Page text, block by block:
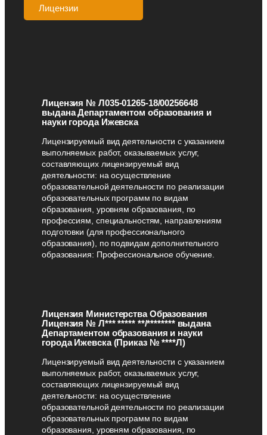
Лицензии
Лицензия № Л035-01265-18/00256648
выдана Департаментом образования и
науки города Ижевска
Лицензируемый вид деятельности с указанием
выполняемых работ, оказываемых услуг,
составляющих лицензируемый вид
деятельности: на осуществление
образовательной деятельности по реализации
образовательных программ по видам
образования, уровням образования, по
профессиям, специальностям, направлениям
подготовки (для профессионального
образования), по подвидам дополнительного
образования: Профессиональное обучение.
Лицензия Министерства Образования
Лицензия № Л*** ***** **/******** выдана
Департаментом образования и науки
города Ижевска (Приказ № ****Л)
Лицензируемый вид деятельности с указанием
выполняемых работ, оказываемых услуг,
составляющих лицензируемый вид
деятельности: на осуществление
образовательной деятельности по реализации
образовательных программ по видам
образования, уровням образования, по